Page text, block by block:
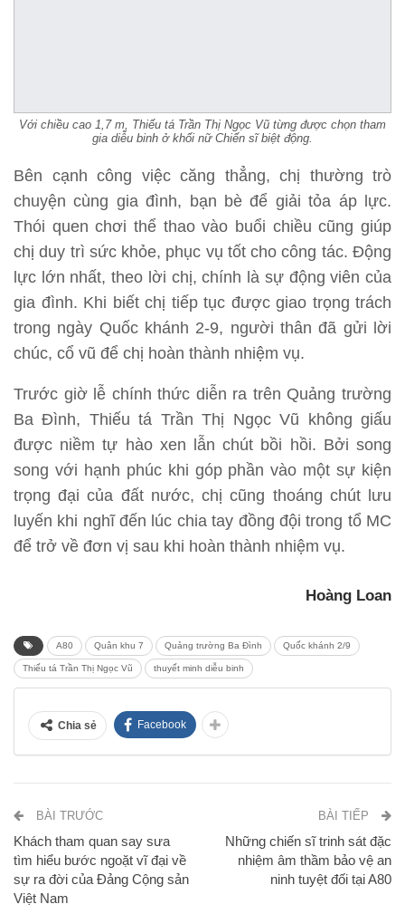
Với chiều cao 1,7 m, Thiếu tá Trần Thị Ngọc Vũ từng được chọn tham
gia diễu binh ở khối nữ Chiến sĩ biệt động.
Bên cạnh công việc căng thẳng, chị thường trò
chuyện cùng gia đình, bạn bè để giải tỏa áp lực.
Thói quen chơi thể thao vào buổi chiều cũng giúp
chị duy trì sức khỏe, phục vụ tốt cho công tác. Động
lực lớn nhất, theo lời chị, chính là sự động viên của
gia đình. Khi biết chị tiếp tục được giao trọng trách
trong ngày Quốc khánh 2-9, người thân đã gửi lời
chúc, cổ vũ để chị hoàn thành nhiệm vụ.
Trước giờ lễ chính thức diễn ra trên Quảng trường
Ba Đình, Thiếu tá Trần Thị Ngọc Vũ không giấu
được niềm tự hào xen lẫn chút bồi hồi. Bởi song
song với hạnh phúc khi góp phần vào một sự kiện
trọng đại của đất nước, chị cũng thoáng chút lưu
luyến khi nghĩ đến lúc chia tay đồng đội trong tổ MC
để trở về đơn vị sau khi hoàn thành nhiệm vụ.
Hoàng Loan
A80 Quân khu 7 Quảng trường Ba Đình Quốc khánh 2/9
Thiếu tá Trần Thị Ngọc Vũ thuyết minh diễu binh
Chia sẻ Facebook
BÀI TRƯỚC
Khách tham quan say sưa
tìm hiểu bước ngoặt vĩ đại về
sự ra đời của Đảng Cộng sản
Việt Nam
BÀI TIẾP
Những chiến sĩ trinh sát đặc
nhiệm âm thầm bảo vệ an
ninh tuyệt đối tại A80